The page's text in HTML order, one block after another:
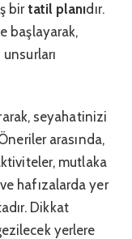
birtatil planıdır.
başlayarak,
seyahatinizi
arasında,
mutlaka
hafızalarda yer
Dikkat
yerlere